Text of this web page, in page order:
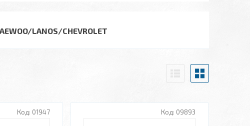
LANOS/CHEVROLET
01947 09893